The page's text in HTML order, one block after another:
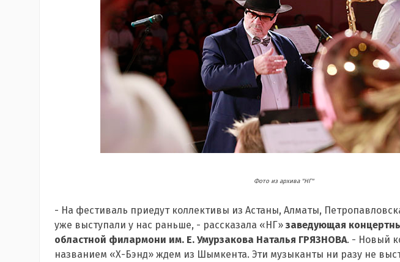
Фото из архива "НГ"
- На фестиваль приедут коллективы из Астаны, Алматы,
уже выступали у нас раньше, - рассказала «НГ»заведующая
областной филармони им. Е. Умурзакова Наталья ГРЯЗНОВА. - Новый
названием «Х-Бэнд» ждем из Шымкента. Эти музыканты ни разу не